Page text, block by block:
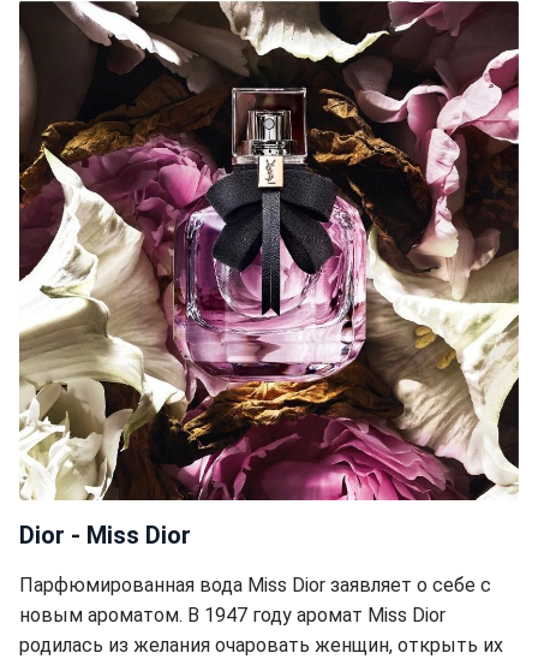
Dior - Miss Dior
Парфюмированная вода Miss Dior заявляет о себе с
новым ароматом. В 1947 году аромат Miss Dior
родилась из желания очаровать женщин, открыть их